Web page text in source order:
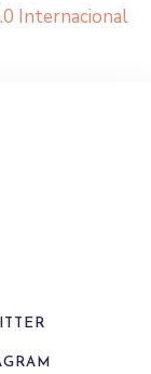
Internacional